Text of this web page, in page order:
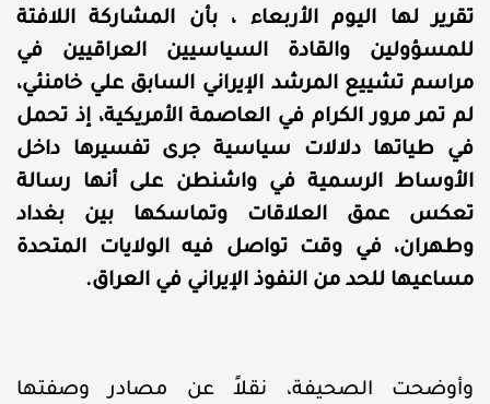
تقرير لها اليوم الأربعاء ، بأن المشاركة اللافتة
للمسؤولين والقادة السياسيين العراقيين في
مراسم تشييع المرشد الإيراني السابق علي خامنئي،
لم تمر مرور الكرام في العاصمة الأمريكية، إذ تحمل
في طياتها دلالات سياسية جرى تفسيرها داخل
الأوساط الرسمية في واشنطن على أنها رسالة
تعكس عمق العلاقات وتماسكها بين بغداد
وطهران، في وقت تواصل فيه الولايات المتحدة
مساعيها للحد من النفوذ الإيراني في العراق.
وأوضحت الصحيفة، نقلاً عن مصادر وصفتها